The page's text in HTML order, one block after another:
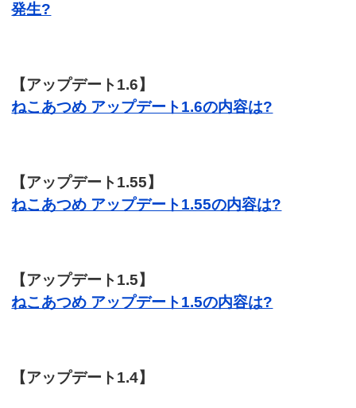
発生?
【アップデート1.6】
ねこあつめ アップデート1.6の内容は?
【アップデート1.55】
ねこあつめ アップデート1.55の内容は?
【アップデート1.5】
ねこあつめ アップデート1.5の内容は?
【アップデート1.4】